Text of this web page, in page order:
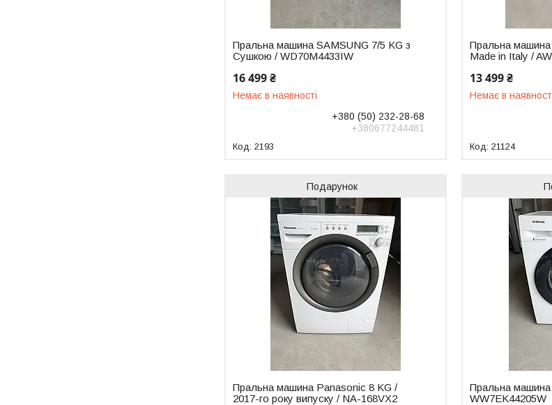
Пральна машина SAMSUNG 7/5 KG з
Сушкою / WD70M4433IW
16 499 ₴
Немає в наявності
+380 (50) 232-28-68
+380677244481
2193
Пральна
Made in Italy /
13 499 ₴
Немає в
21124
Подарунок
Пральна машина Panasonic 8 KG /
2017-го року випуску / NA-168VX2
Пральна
WW7EK44205W